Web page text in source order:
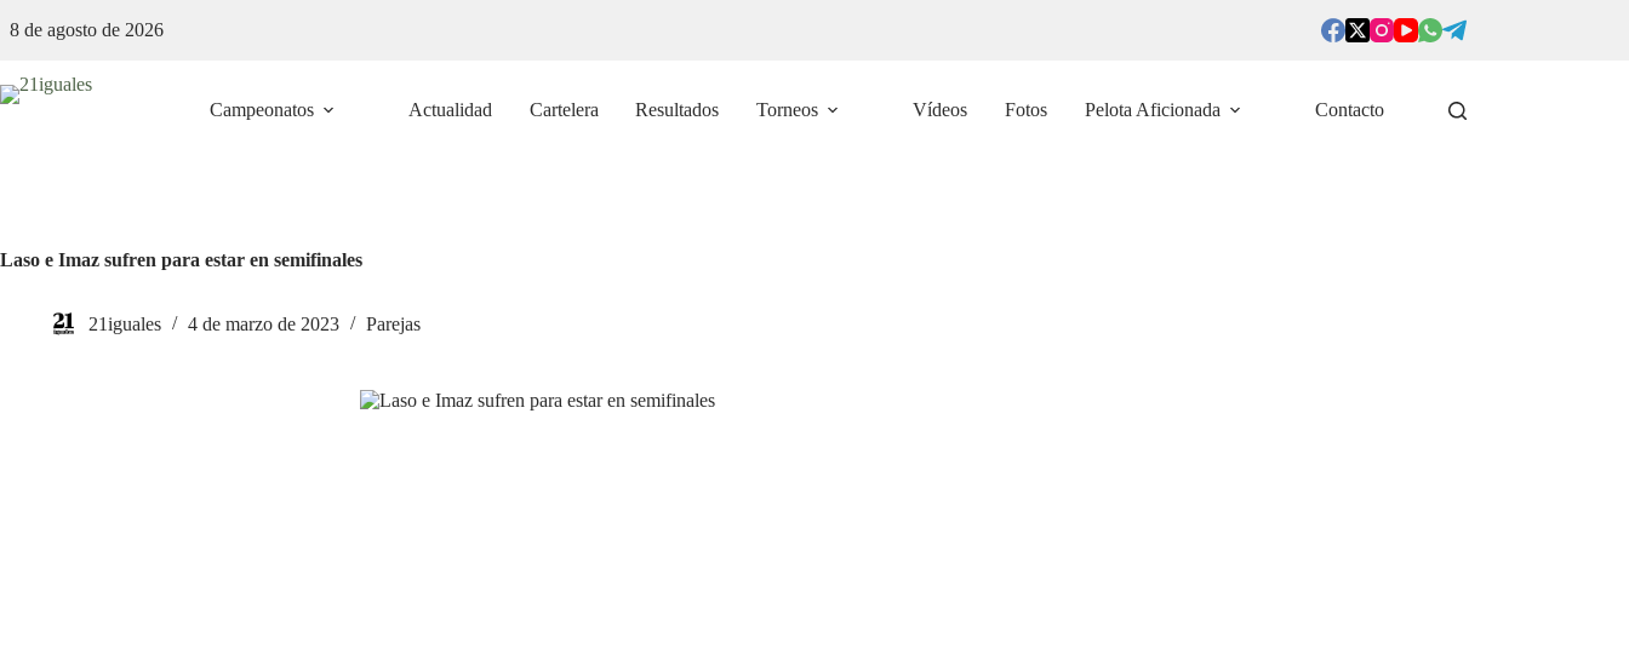
al8 de agosto de 2026
Campeonatos Actualidad Cartelera Resultados Torneos Vídeos Fotos Pelota Aficionada Contacto
Laso e Imaz sufren para estar en semifinales
21iguales 4 de marzo de 2023 Parejas